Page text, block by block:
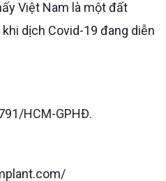
Việt Nam là một đất
dịch Covid-19 đang diễn
HCM-GPHĐ.